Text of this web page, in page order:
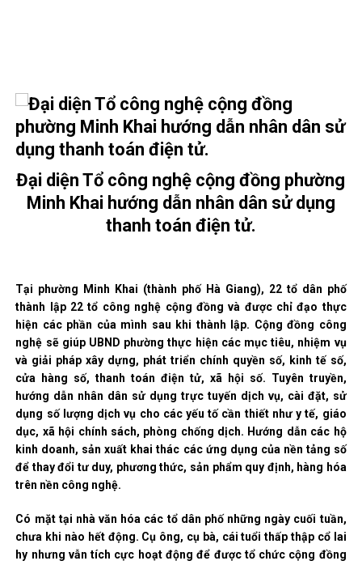
Đại diện Tổ công nghệ cộng đồng phường
Minh Khai hướng dẫn nhân dân sử dụng
thanh toán điện tử.
Tại phường Minh Khai (thành phố Hà Giang), 22 tổ dân phố
thành lập 22 tổ công nghệ cộng đồng và được chỉ đạo thực
hiện các phần của mình sau khi thành lập. Cộng đồng công
nghệ sẽ giúp UBND phường thực hiện các mục tiêu, nhiệm vụ
và giải pháp xây dựng, phát triển chính quyền số, kinh tế số,
cửa hàng số, thanh toán điện tử, xã hội số. Tuyên truyền,
hướng dẫn nhân dân sử dụng trực tuyến dịch vụ, cài đặt, sử
dụng số lượng dịch vụ cho các yếu tố cần thiết như y tế, giáo
dục, xã hội chính sách, phòng chống dịch. Hướng dẫn các hộ
kinh doanh, sản xuất khai thác các ứng dụng của nền tảng số
để thay đổi tư duy, phương thức, sản phẩm quy định, hàng hóa
trên nền công nghệ.
Có mặt tại nhà văn hóa các tổ dân phố những ngày cuối tuần,
chưa khi nào hết động. Cụ ông, cụ bà, cái tuổi thấp thập cổ lai
hy nhưng vẫn tích cực hoạt động để được tổ chức cộng đồng